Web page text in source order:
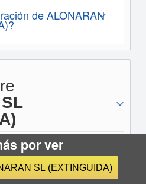
de ALONARAN
por ver
SL (EXTINGUIDA)